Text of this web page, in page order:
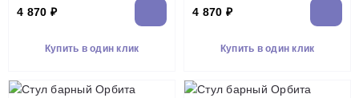
4 870 ₽
Купить в один клик
4 870 ₽
Купить в один клик